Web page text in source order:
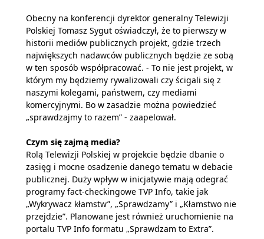
Obecny na konferencji dyrektor generalny Telewizji
Polskiej Tomasz Sygut oświadczył, że to pierwszy w
historii mediów publicznych projekt, gdzie trzech
największych nadawców publicznych będzie ze sobą
w ten sposób współpracować. - To nie jest projekt, w
którym my będziemy rywalizowali czy ścigali się z
naszymi kolegami, państwem, czy mediami
komercyjnymi. Bo w zasadzie można powiedzieć
„sprawdzajmy to razem” - zaapelował.
Czym się zajmą media?
Rolą Telewizji Polskiej w projekcie będzie dbanie o
zasięg i mocne osadzenie danego tematu w debacie
publicznej. Duży wpływ w inicjatywie mają odegrać
programy fact-checkingowe TVP Info, takie jak
„Wykrywacz kłamstw”, „Sprawdzamy” i „Kłamstwo nie
przejdzie”. Planowane jest również uruchomienie na
portalu TVP Info formatu „Sprawdzam to Extra”.